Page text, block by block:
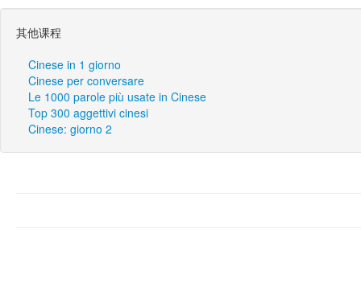
其他课程
Cinese in 1 giorno
Cinese per conversare
Le 1000 parole più usate in Cinese
Top 300 aggettivi cinesi
Cinese: giorno 2